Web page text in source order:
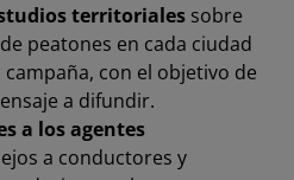
territorialessobre
peatones en cada ciudad
con el objetivo de
a difundir.
a los agentes
a conductores y